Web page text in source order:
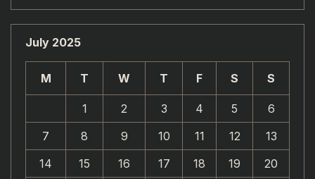
July 2025
M T W T F S S
1 2 3 4 5
6
7
8 9 10 11 12
13
14
15 16 17 18 19
20